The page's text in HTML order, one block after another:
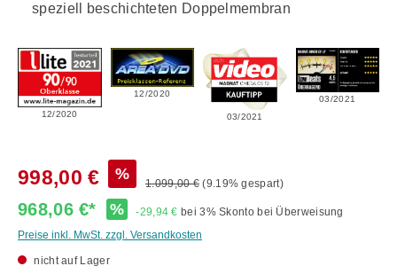
speziell beschichteten Doppelmembran
12/2020
12/2020
03/2021
03/2021
998,00 € %
1.099,00 € (9.19% gespart)
968,06 €* % -29,94 € bei 3% Skonto bei Überweisung
Preise inkl. MwSt. zzgl. Versandkosten
nicht auf Lager